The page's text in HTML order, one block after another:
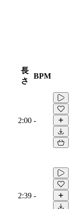
長
さ
BPM
2:00 -
2:39 -